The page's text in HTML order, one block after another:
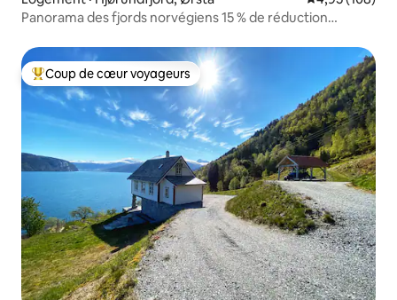
Panorama des fjords norvégiens 15 % de réduction
Coup de cœur voyageurs parmi les plus aimés
Coup de cœur voyageurs